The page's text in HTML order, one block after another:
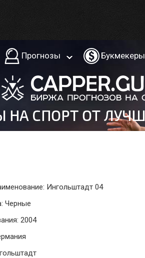
Прогнозы Букмекеры
Ингольштадт 04
Черные
2004